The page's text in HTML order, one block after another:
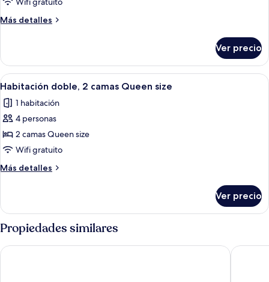
Más detalles
Más
hidromasaje
Ver precio
Abrir
todas
las
fotos
de
Habitación
doble,
2
Queen
size
Habitación de hotel con dos camas,
5
Habitación doble, 2 camas Queen size
1 habitación
4 personas
2 camas Queen size
Wifi gratuito
Más detalles
Más
doble,
2
camas
Queen
size
Ver precio
Propiedades similares
Canalta Hotel Shaunavon Microtel